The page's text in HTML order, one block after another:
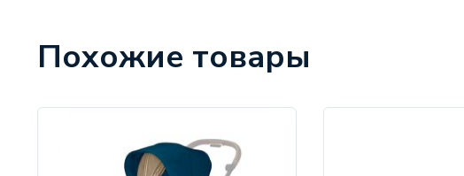
Похожие товары